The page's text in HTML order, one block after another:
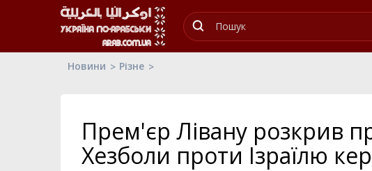
Новини Різне
Прем'єр Лівану розкрив
Хезболи проти Ізраїлю